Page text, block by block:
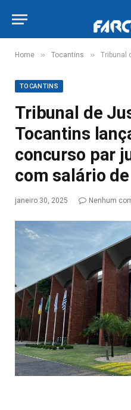
Home » Tocantins » Tribunal de Justiça
TOCANTINS
Tribunal de
Tocantins
concurso par
com salário de
janeiro 30, 2025 Nenhum